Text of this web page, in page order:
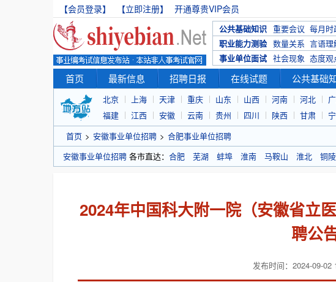
【会员登录】 【立即注册】 开通尊贵VIP会员
公共基础知识 重要会议 每月时
职业能力测验 数量关系 言语理
事业单位面试 社会现象 态度观
首页 最新信息 招聘日报 在线试题 公共基础
北京 上海 天津 重庆 山东 山西 河南 河北
福建
江西 安徽 云南 贵州 四川 陕西 甘肃
首页 > 安徽事业单位招聘 > 合肥事业单位招聘
安徽事业单位招聘 各市直达： 合肥 芜湖 蚌埠 淮南 马鞍山 淮北 铜陵
2024年中国科大附一院（安徽省立
聘公
发布时间：2024-09-02